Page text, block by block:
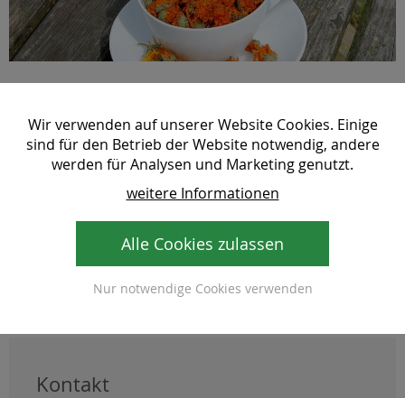
Der Hofladen des Kräuterhof
Im Hofladen findet Sie hauptsächlich eigene Produkte
vom Kräuterhof. Es werden verschiedene Sorten von
Kontakt
Wir verwenden auf unserer Website Cookies. Einige
sind für den Betrieb der Website notwendig, andere
werden für Analysen und Marketing genutzt.
weitere Informationen
Alle Cookies zulassen
Nur notwendige Cookies verwenden